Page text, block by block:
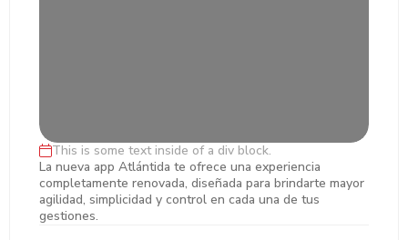
Lorem ipsum dolor sit amet, ectetur
adipiscing
This is some text inside of a div block.
La nueva app Atlántida te ofrece una experiencia
completamente renovada, diseñada para brindarte mayor
agilidad, simplicidad y control en cada una de tus
gestiones.